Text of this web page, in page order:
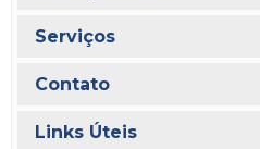
Serviços
Contato
Links Úteis